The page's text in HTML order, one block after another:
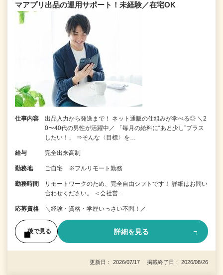
マアプリ出品の運用サポート！未経験／在宅OK
仕事内容
出品入力から発送まで！ ネット通販の仕組みが学べる◎ ＼2
0〜40代の男性が活躍中／ 「毎月の給料に“あと少し”プラス
したい！」 ⇒そんな〈目標〉を…
給与 完全出来高制
勤務地 ご自宅 ※フルリモート勤務
勤務時間
リモートワークのため、完全自由シフトです！ 詳細はお問い
合わせください。 ＜会社営…
応募資格 ＼経験・資格・学歴いっさい不問！／
後で見る 詳細を見る
更新日： 2026/07/17 掲載終了日： 2026/08/26